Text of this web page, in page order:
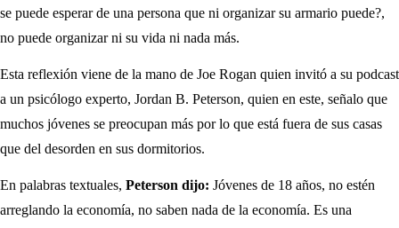
se puede esperar de una persona que ni organizar su armario puede?,
no puede organizar ni su vida ni nada más.
Esta reflexión viene de la mano de Joe Rogan quien invitó a su podcast
a un psicólogo experto, Jordan B. Peterson, quien en este, señalo que
muchos jóvenes se preocupan más por lo que está fuera de sus casas
que del desorden en sus dormitorios.
En palabras textuales, Peterson dijo: Jóvenes de 18 años, no estén
arreglando la economía, no saben nada de la economía. Es una